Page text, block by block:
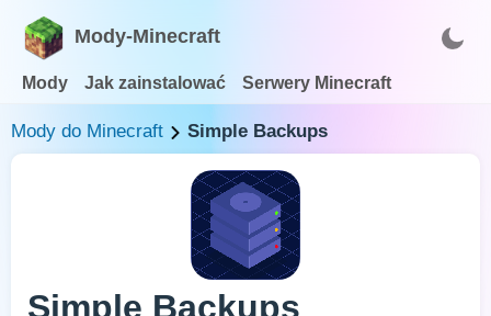
Mody-Minecraft
Mody Jak zainstalować Serwery Minecraft
Mody do Minecraft Simple Backups
Simple Backups